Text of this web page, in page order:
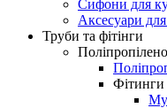
Сифони для
Аксесуари для
Труби та фітінги
Фітинги